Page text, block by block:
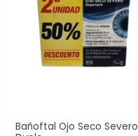
Bañoftal Ojo Seco Severo